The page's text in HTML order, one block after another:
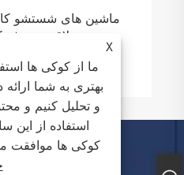
ماشین های شستشو
علاقه مصرف
X
ما از کوکی ها
بهتری به شما
و تحلیل کنیم و
استفاده از این
کوکی ها موافقت